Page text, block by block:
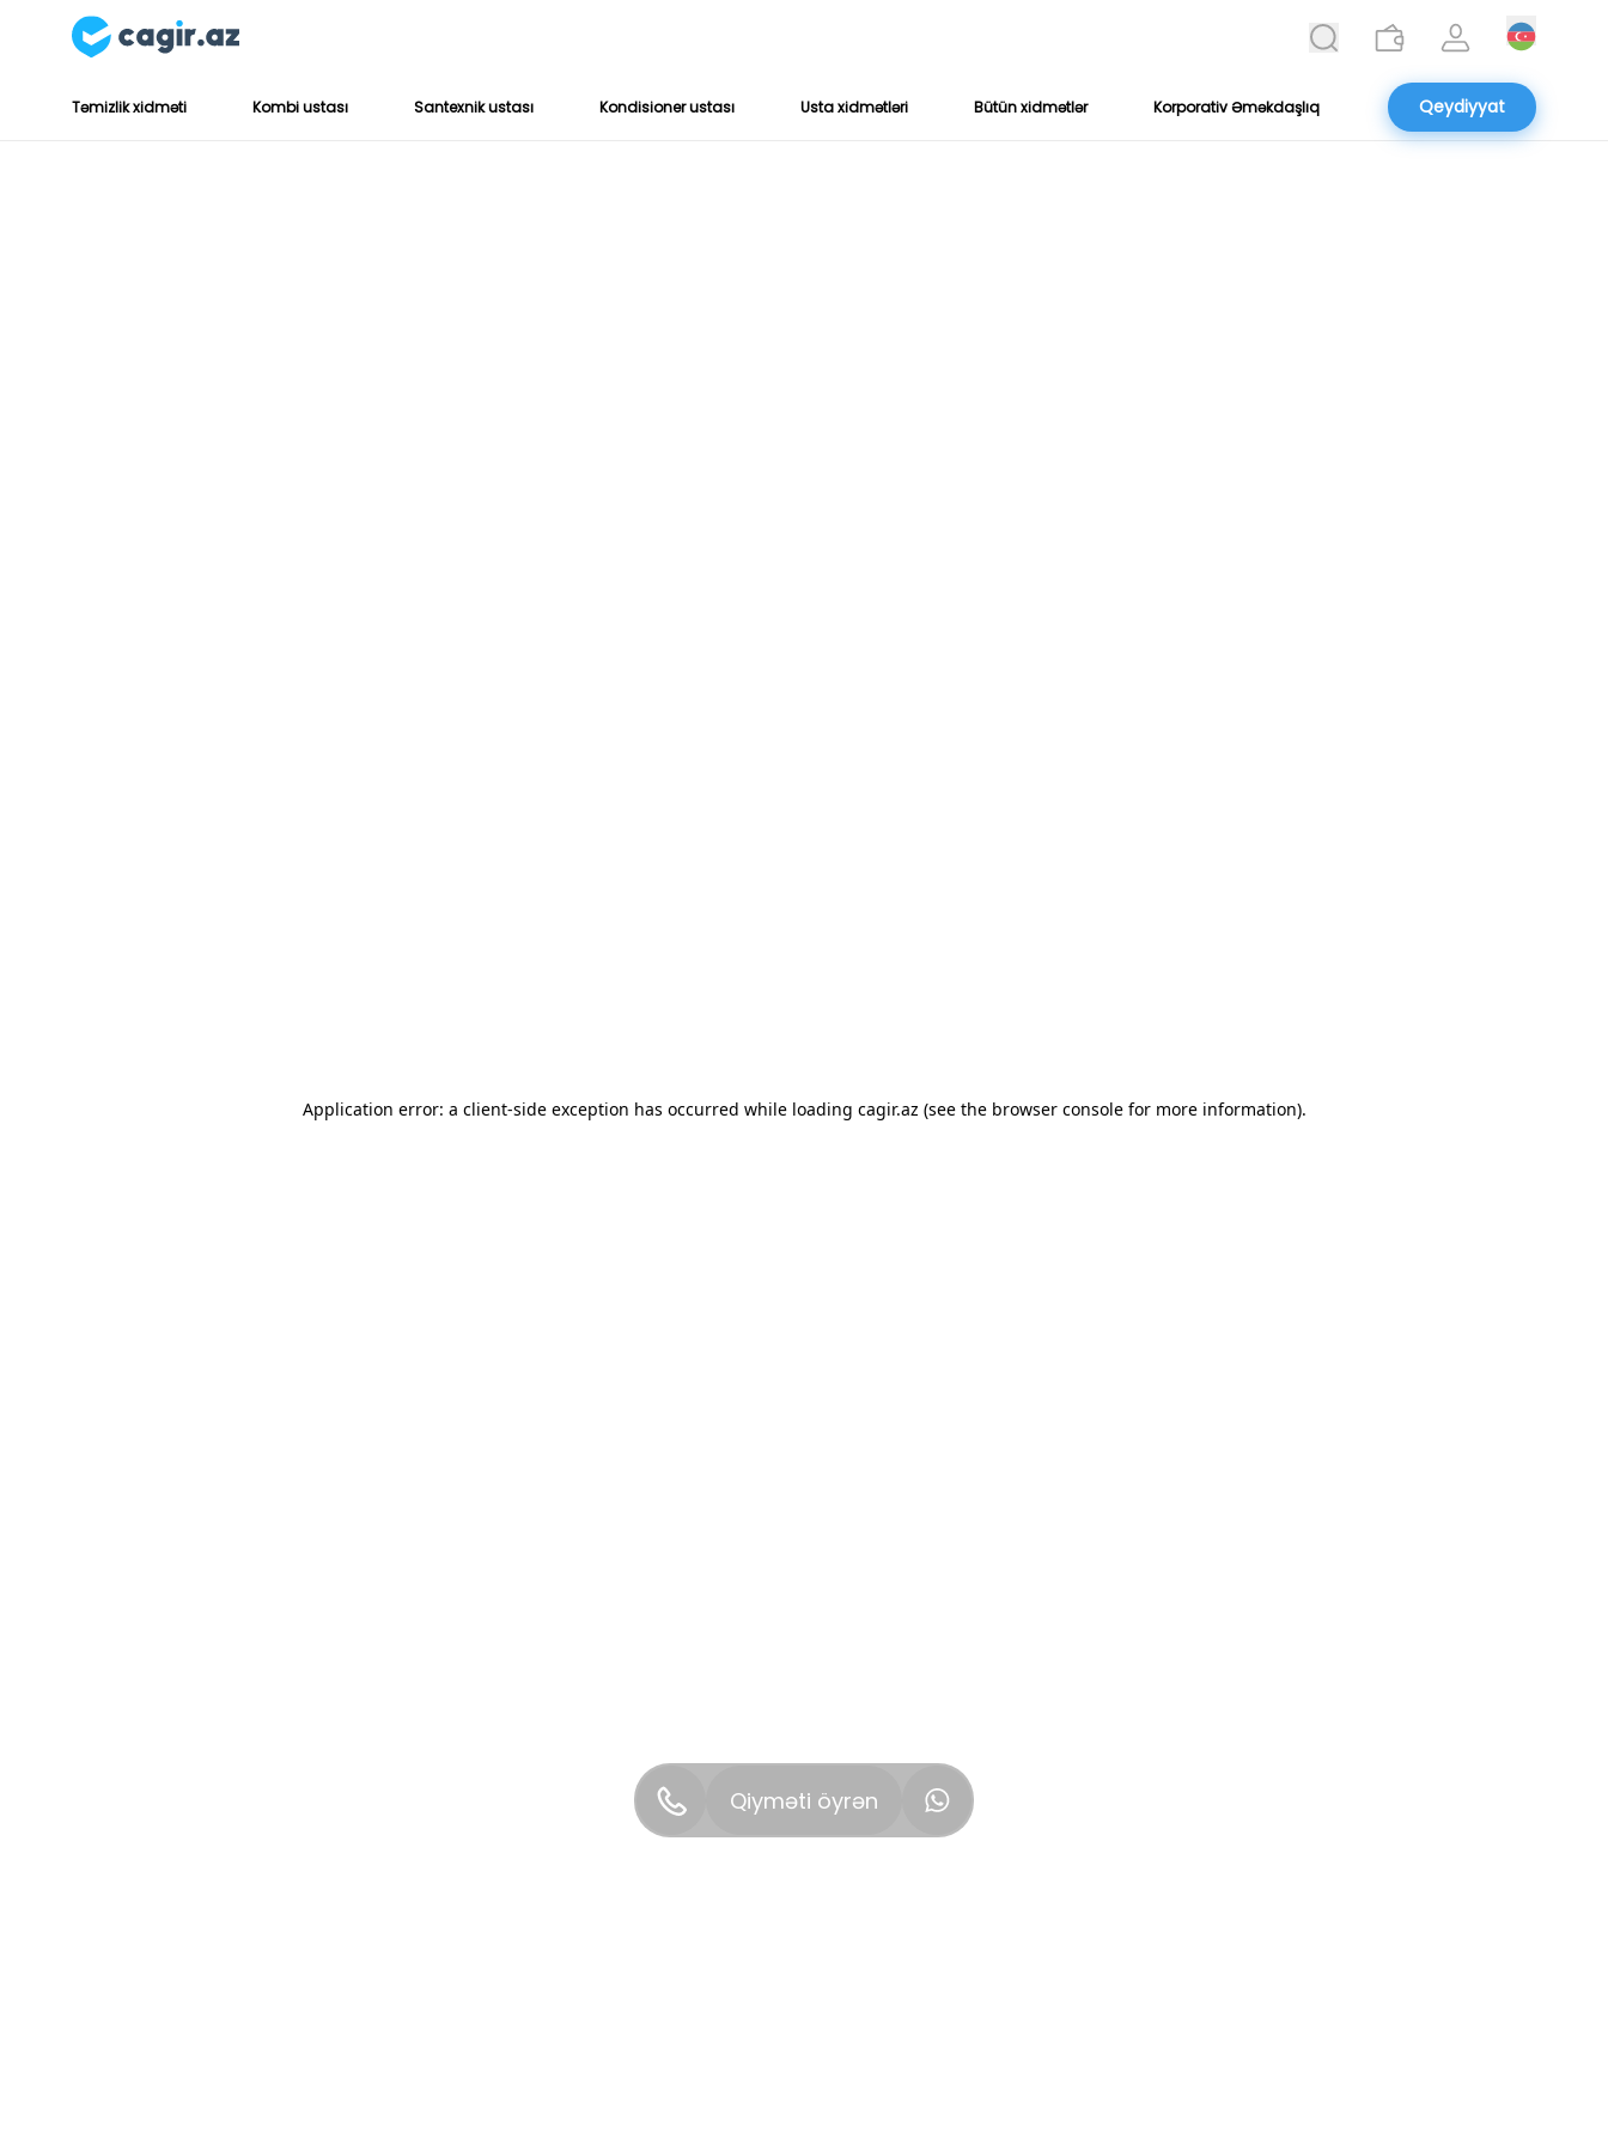
Təmizlik xidməti Kombi ustası Santexnik ustası Kondisioner ustası Usta xidmətləri Bütün xidmətlər Korporativ Əməkdaşlıq Qeydiyyat
Application error: a client-side exception has occurred while loading cagir.az (see the browser console for more information).
Qiyməti öyrən